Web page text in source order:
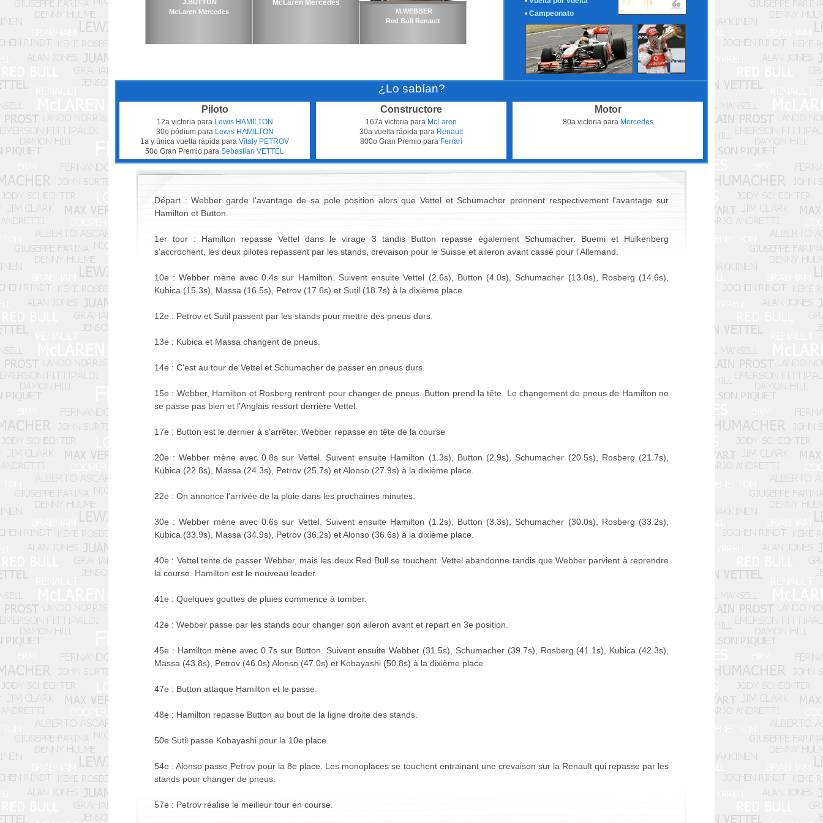
J.BUTTON
McLaren Mercedes
McLaren Mercedes
M.WEBBER
Red Bull Renault
• Campeonato
¿Lo sabían?
Piloto
12a victoria para Lewis HAMILTON
30o pódium para Lewis HAMILTON
1a y única vuelta rápida para Vitaly PETROV
50o Gran Premio para Sebastian VETTEL
Constructore
167a victoria para McLaren
30a vuelta rápida para Renault
800o Gran Premio para Ferrari
Motor
80a victoria para Mercedes
Départ : Webber garde l'avantage de sa pole position alors que Vettel et Schumacher prennent respectivement l'avantage sur
Hamilton et Button.
1er tour : Hamilton repasse Vettel dans le virage 3 tandis Button repasse également Schumacher. Buemi et Hulkenberg
s'accrochent, les deux pilotes repassent par les stands, crevaison pour le Suisse et aileron avant cassé pour l'Allemand.
10e : Webber mène avec 0.4s sur Hamilton. Suivent ensuite Vettel (2.6s), Button (4.0s), Schumacher (13.0s), Rosberg (14.6s),
Kubica (15.3s), Massa (16.5s), Petrov (17.6s) et Sutil (18.7s) à la dixième place.
12e : Petrov et Sutil passent par les stands pour mettre des pneus durs.
13e : Kubica et Massa changent de pneus.
14e : C'est au tour de Vettel et Schumacher de passer en pneus durs.
15e : Webber, Hamilton et Rosberg rentrent pour changer de pneus. Button prend la tête. Le changement de pneus de Hamilton ne
se passe pas bien et l'Anglais ressort derrière Vettel.
17e : Button est le dernier à s'arrêter. Webber repasse en tête de la course
20e : Webber mène avec 0.8s sur Vettel. Suivent ensuite Hamilton (1.3s), Button (2.9s), Schumacher (20.5s), Rosberg (21.7s),
Kubica (22.8s), Massa (24.3s), Petrov (25.7s) et Alonso (27.9s) à la dixième place.
22e : On annonce l'arrivée de la pluie dans les prochaines minutes.
30e : Webber mène avec 0.6s sur Vettel. Suivent ensuite Hamilton (1.2s), Button (3.3s), Schumacher (30.0s), Rosberg (33.2s),
Kubica (33.9s), Massa (34.9s), Petrov (36.2s) et Alonso (36.6s) à la dixième place.
40e : Vettel tente de passer Webber, mais les deux Red Bull se touchent. Vettel abandonne tandis que Webber parvient à reprendre
la course. Hamilton est le nouveau leader.
41e : Quelques gouttes de pluies commence à tomber.
42e : Webber passe par les stands pour changer son aileron avant et repart en 3e position.
45e : Hamilton mène avec 0.7s sur Button. Suivent ensuite Webber (31.5s), Schumacher (39.7s), Rosberg (41.1s), Kubica (42.3s),
Massa (43.8s), Petrov (46.0s) Alonso (47.0s) et Kobayashi (50.8s) à la dixième place.
47e : Button attaque Hamilton et le passe.
48e : Hamilton repasse Button au bout de la ligne droite des stands.
50e Sutil passe Kobayashi pour la 10e place.
54e : Alonso passe Petrov pour la 8e place. Les monoplaces se touchent entrainant une crevaison sur la Renault qui repasse par les
stands pour changer de pneus.
57e : Petrov réalise le meilleur tour en course.